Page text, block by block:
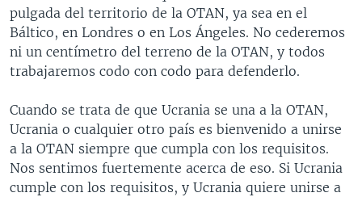
pulgada del territorio de la OTAN, ya sea en el
Báltico, en Londres o en Los Ángeles. No cederemos
ni un centímetro del terreno de la OTAN, y todos
trabajaremos codo con codo para defenderlo.
Cuando se trata de que Ucrania se una a la OTAN,
Ucrania o cualquier otro país es bienvenido a unirse
a la OTAN siempre que cumpla con los requisitos.
Nos sentimos fuertemente acerca de eso. Si Ucrania
cumple con los requisitos, y Ucrania quiere unirse a